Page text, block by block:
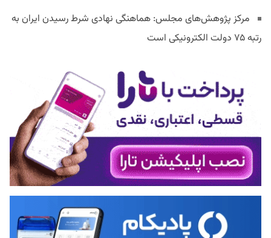
مرکز پژوهش‌های مجلس: هماهنگی نهادی شرط رسیدن ایران به
رتبه ۷۵ دولت الکترونیکی است